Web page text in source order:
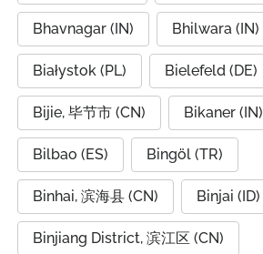
Bhavnagar (IN) Bhilwara (IN)
Białystok (PL) Bielefeld (DE)
Bijie, 毕节市 (CN) Bikaner (IN)
Bilbao (ES) Bingöl (TR)
Binhai, 滨海县 (CN) Binjai (ID)
Binjiang District, 滨江区 (CN)